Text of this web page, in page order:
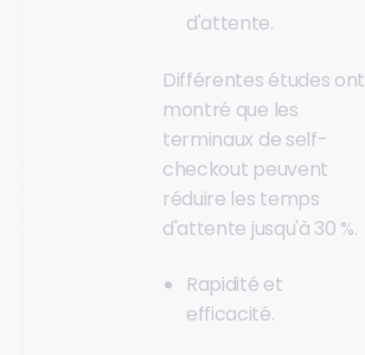
d'attente.
Différentes études ont
montré que les
terminaux de self-
checkout peuvent
réduire les temps
d'attente jusqu'à 30 %.
Rapidité et
efficacité.